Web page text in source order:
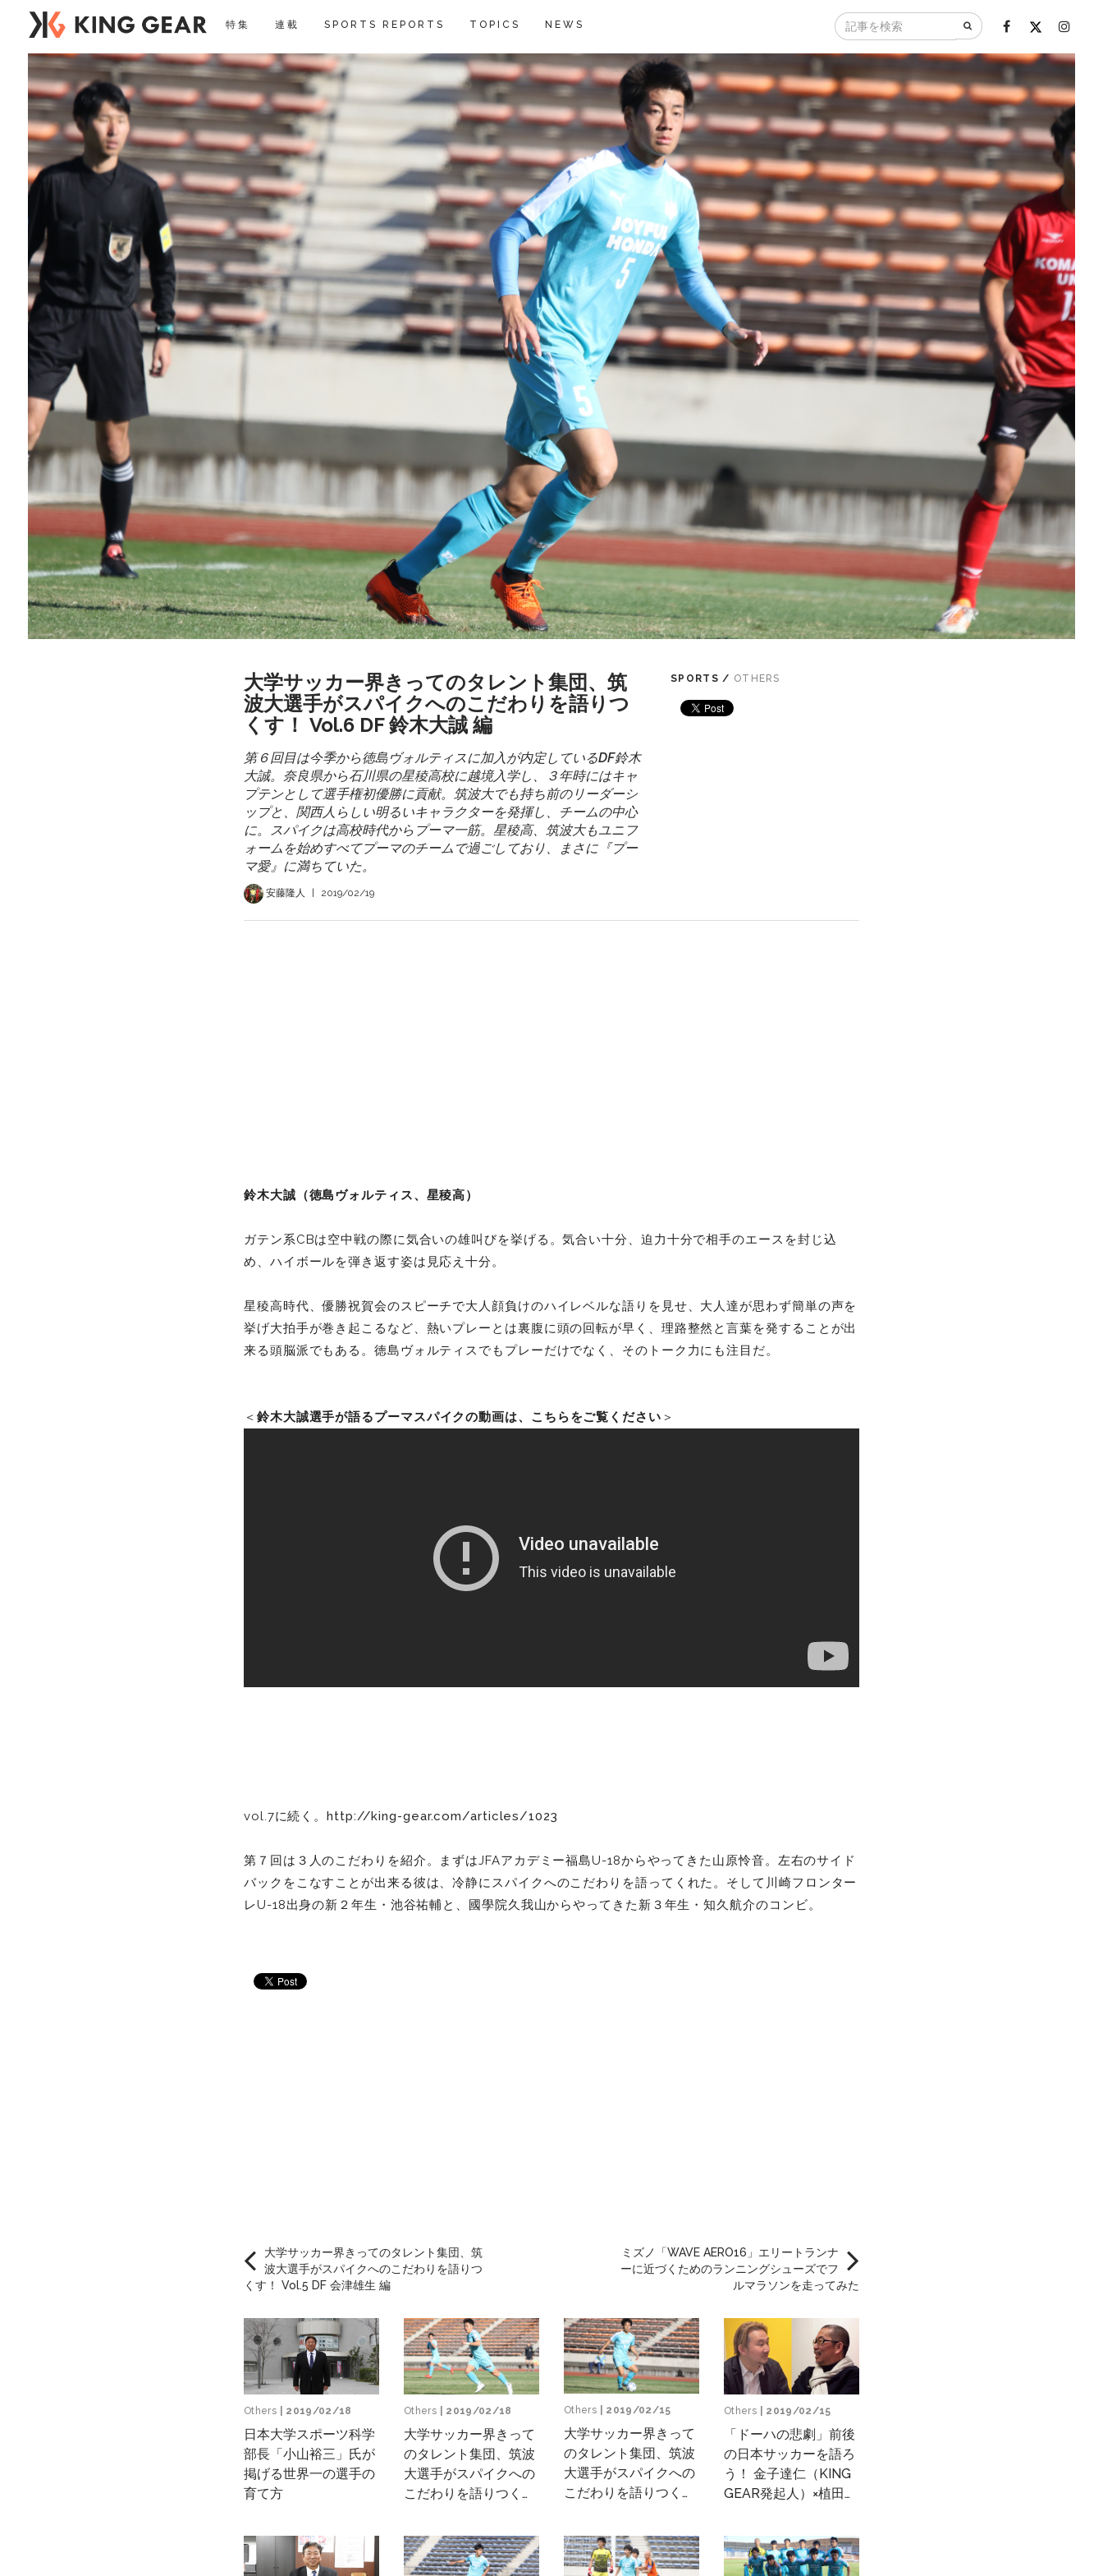
特集 連載 SPORTS REPORTS TOPICS NEWS
大学サッカー界きってのタレント集団、筑
波大選手がスパイクへのこだわりを語りつ
くす！ Vol.6 DF 鈴木大誠 編
第６回目は今季から徳島ヴォルティスに加入が内定しているDF鈴木
大誠。奈良県から石川県の星稜高校に越境入学し、３年時にはキャ
プテンとして選手権初優勝に貢献。筑波大でも持ち前のリーダーシ
ップと、関西人らしい明るいキャラクターを発揮し、チームの中心
に。スパイクは高校時代からプーマ一筋。星稜高、筑波大もユニフ
ォームを始めすべてプーマのチームで過ごしており、まさに『プー
マ愛』に満ちていた。
安藤隆人 2019/02/19
SPORTS / OTHERS
鈴木大誠（徳島ヴォルティス、星稜高）
ガテン系CBは空中戦の際に気合いの雄叫びを挙げる。気合い十分、迫力十分で相手のエースを封じ込
め、ハイボールを弾き返す姿は見応え十分。
星稜高時代、優勝祝賀会のスピーチで大人顔負けのハイレベルな語りを見せ、大人達が思わず簡単の声を
挙げ大拍手が巻き起こるなど、熱いプレーとは裏腹に頭の回転が早く、理路整然と言葉を発することが出
来る頭脳派でもある。徳島ヴォルティスでもプレーだけでなく、そのトーク力にも注目だ。
＜ 鈴木大誠選手が語るプーマスパイクの動画は、こちらをご覧ください ＞
vol.7に続く。 http://king-gear.com/articles/1023
第７回は３人のこだわりを紹介。まずはJFAアカデミー福島U-18からやってきた山原怜音。左右のサイド
バックをこなすことが出来る彼は、冷静にスパイクへのこだわりを語ってくれた。そして川崎フロンター
レU-18出身の新２年生・池谷祐輔と、國學院久我山からやってきた新３年生・知久航介のコンビ。
大学サッカー界きってのタレント集団、筑
波大選手がスパイクへのこだわりを語りつ
くす！ Vol.5 DF 会津雄生 編
ミズノ「WAVE AERO16」エリートランナ
ーに近づくためのランニングシューズでフ
ルマラソンを走ってみた
Others | 2019/02/18
日本大学スポーツ科学
部長「小山裕三」氏が
掲げる世界一の選手の
育て方
Others | 2019/02/18
大学サッカー界きって
のタレント集団、筑波
大選手がスパイクへの
こだわりを語りつく
生 編
Others | 2019/02/15
大学サッカー界きって
のタレント集団、筑波
大選手がスパイクへの
こだわりを語りつく
幹、MF井川空、MF高
嶺朋樹 編～
Others | 2019/02/15
「ドーハの悲劇」前後
の日本サッカーを語ろ
う！ 金子達仁（KING
GEAR発起人）×植田朝
画監督）Vol.3